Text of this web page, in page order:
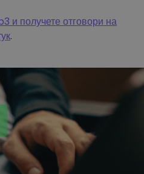
и получете отговори на
.